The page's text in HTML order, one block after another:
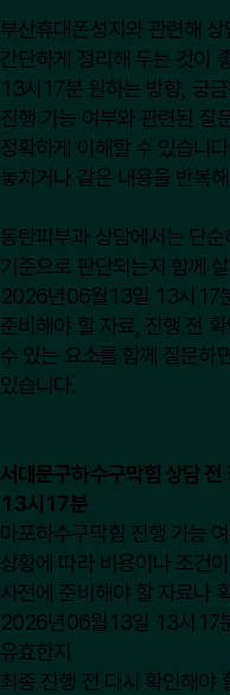
부산휴대폰성지와 관련해
간단하게 정리해 두는 것이
13시17분 원하는 방향, 궁
진행 가능 여부와 관련된 질
정확하게 이해할 수 있습니
놓치거나 같은 내용을 반복
동탄피부과 상담에서는 단
기준으로 판단되는지 함께
2026년06월13일 13시17
준비해야 할 자료, 진행 전
수 있는 요소를 함께 질문하
있습니다.
서대문구하수구막힘 상담
13시17분
마포하수구막힘 진행 가능
상황에 따라 비용이나 조건
사전에 준비해야 할 자료나
2026년06월13일 13시17
유효한지
최종 진행 전 다시 확인해야